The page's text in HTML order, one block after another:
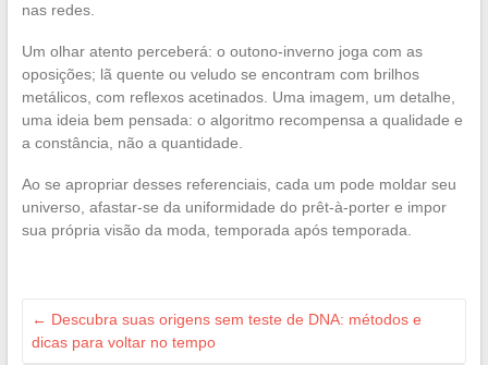
nas redes.
Um olhar atento perceberá: o outono-inverno joga com as
oposições; lã quente ou veludo se encontram com brilhos
metálicos, com reflexos acetinados. Uma imagem, um detalhe,
uma ideia bem pensada: o algoritmo recompensa a qualidade e
a constância, não a quantidade.
Ao se apropriar desses referenciais, cada um pode moldar seu
universo, afastar-se da uniformidade do prêt-à-porter e impor
sua própria visão da moda, temporada após temporada.
← Descubra suas origens sem teste de DNA: métodos e
dicas para voltar no tempo